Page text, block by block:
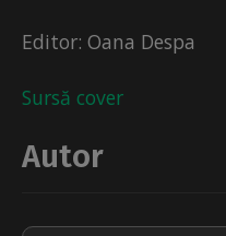
Editor: Oana Despa
Sursă cover
Autor